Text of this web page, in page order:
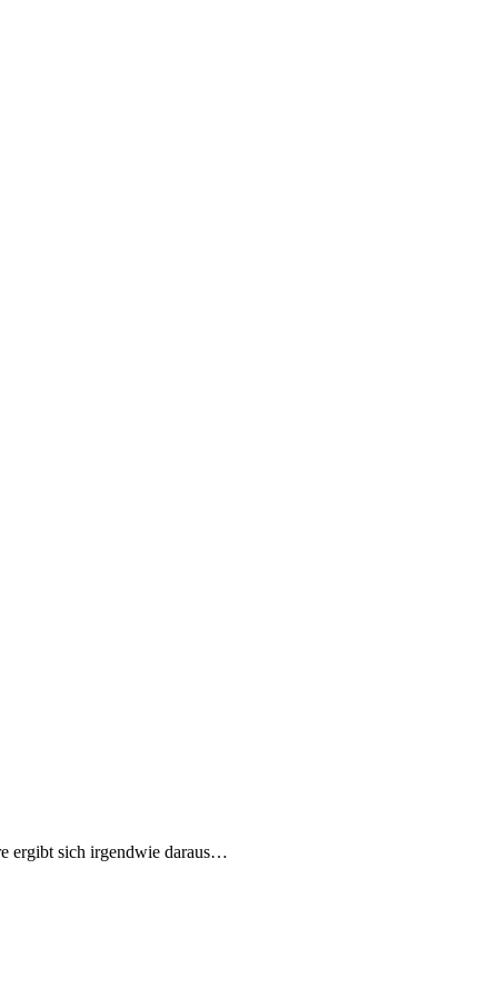
ergibt sich irgendwie daraus…